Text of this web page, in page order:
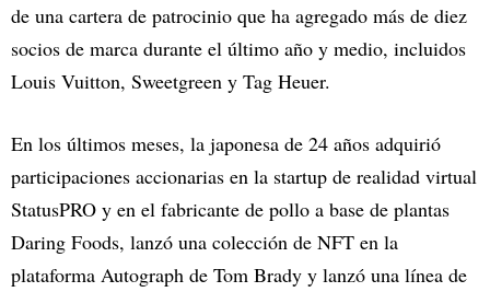
de una cartera de patrocinio que ha agregado más de diez
socios de marca durante el último año y medio, incluidos
Louis Vuitton, Sweetgreen y Tag Heuer.
En los últimos meses, la japonesa de 24 años adquirió
participaciones accionarias en la startup de realidad virtual
StatusPRO y en el fabricante de pollo a base de plantas
Daring Foods, lanzó una colección de NFT en la
plataforma Autograph de Tom Brady y lanzó una línea de